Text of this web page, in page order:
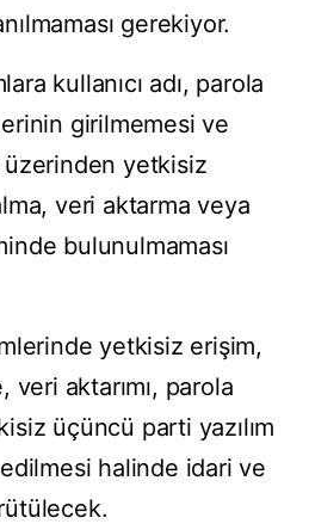
gerekiyor.
kullanıcı adı, parola
girilmemesi ve
üzerinden yetkisiz
veri aktarma veya
bulunulmaması
yetkisiz erişim,
aktarımı, parola
üçüncü parti yazılım
edilmesi halinde idari ve